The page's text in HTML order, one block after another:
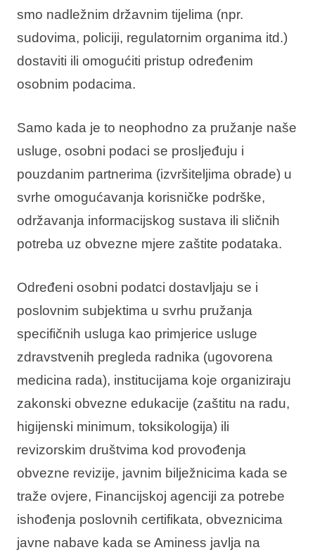
smo nadležnim državnim tijelima (npr.
sudovima, policiji, regulatornim organima itd.)
dostaviti ili omogućiti pristup određenim
osobnim podacima.
Samo kada je to neophodno za pružanje naše
usluge, osobni podaci se prosljeđuju i
pouzdanim partnerima (izvršiteljima obrade) u
svrhe omogućavanja korisničke podrške,
održavanja informacijskog sustava ili sličnih
potreba uz obvezne mjere zaštite podataka.
Određeni osobni podatci dostavljaju se i
poslovnim subjektima u svrhu pružanja
specifičnih usluga kao primjerice usluge
zdravstvenih pregleda radnika (ugovorena
medicina rada), institucijama koje organiziraju
zakonski obvezne edukacije (zaštitu na radu,
higijenski minimum, toksikologija) ili
revizorskim društvima kod provođenja
obvezne revizije, javnim bilježnicima kada se
traže ovjere, Financijskoj agenciji za potrebe
ishođenja poslovnih certifikata, obveznicima
javne nabave kada se Aminess javlja na